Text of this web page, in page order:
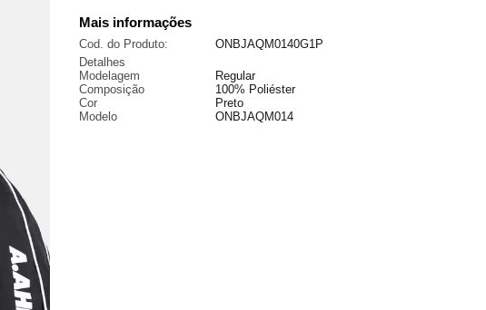
Mais informações
Cod. do Produto:
ONBJAQM0140G1P
Detalhes
Modelagem
Regular
Composição
100% Poliéster
Cor
Preto
Modelo
ONBJAQM014